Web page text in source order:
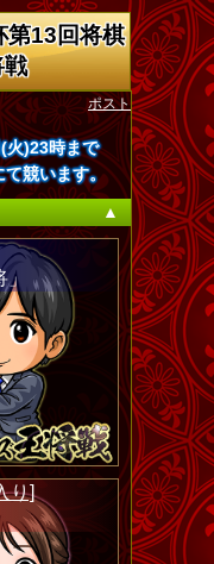
第13回将棋
ポスト
火)23時まで
て競います。
▲
り]